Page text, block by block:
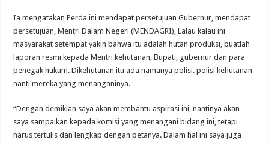
Ia mengatakan Perda ini mendapat persetujuan Gubernur, mendapat
persetujuan, Mentri Dalam Negeri (MENDAGRI), Lalau kalau ini
masyarakat setempat yakin bahwa itu adalah hutan produksi, buatlah
laporan resmi kepada Mentri kehutanan, Bupati, gubernur dan para
penegak hukum. Dikehutanan itu ada namanya polisi. polisi kehutanan
nanti mereka yang menanganinya.
“Dengan demikian saya akan membantu aspirasi ini, nantinya akan
saya sampaikan kepada komisi yang menangani bidang ini, tetapi
harus tertulis dan lengkap dengan petanya. Dalam hal ini saya juga